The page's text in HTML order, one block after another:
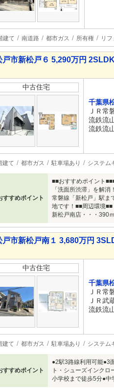
建て 南道路 都市ガス 所有権 リ
戸市新松戸６ 5,290万円 2SLDK
中古住宅
千葉県
ＪＲ常
流鉄流
流鉄流
建て 都市ガス 駐車場あり システム
すすめポイント
■■おすすめポイント
「洗面所渋滞」を解
常磐線「新松戸」駅ま
地です！■■周辺環境
新松戸南店・・・390
戸市新松戸南１ 3,680万円
中古住宅
千葉県
ＪＲ常
ＪＲ武
流鉄流
建て 都市ガス 駐車場あり システム
すすめポイント
●2駅3路線利用可能●3
ト・シューズインク
小学校まで徒歩5分●中